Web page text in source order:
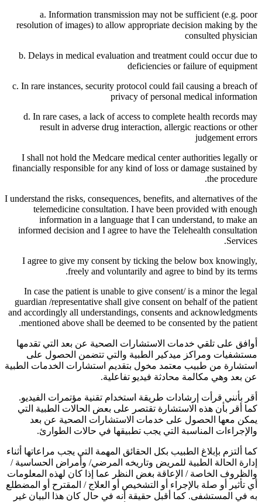
a. Information transmission may not be sufficient (e.g. poor
resolution of images) to allow appropriate decision making by the
consulted physician
b. Delays in medical evaluation and treatment could occur due to
deficiencies or failure of equipment
c. In rare instances, security protocol could fail causing a breach of
privacy of personal medical information
d. In rare cases, a lack of access to complete health records may
result in adverse drug interaction, allergic reactions or other
judgement errors
I shall not hold the Medcare medical center authorities legally or
financially responsible for any kind of loss or damage sustained by
the procedure.
I understand the risks, consequences, benefits, and alternatives of the
telemedicine consultation. I have been provided with enough
information in a language that I can understand, to make an
informed decision and I agree to have the Telehealth consultation
Services.
I agree to give my consent by ticking the below box knowingly,
freely and voluntarily and agree to bind by its terms.
In case the patient is unable to give consent/ is a minor the legal
guardian /representative shall give consent on behalf of the patient
and accordingly all understandings, consents and acknowledgments
mentioned above shall be deemed to be consented by the patient.
أوافق على تلقي خدمات الاستشارات الصحية عن بعد التي تقدمها
مستشفيات ومراكز ميدكير الطبية والتي تتضمن الحصول على
استشارة من طبيب معتمد مخول بتقديم استشارات الخدمات الطبية
عن بعد وهي مكالمة محادثة فيديو تفاعلية.
أقر بأنني قرأت إرشادات طريقة استخدام تقنية مؤتمرات الفيديو.
كما أقر بأن هذه الاستشارة تقتصر على بعض الحالات الطبية التي
يمكن معها الحصول على خدمات الاستشارات الصحية عن بعد
والإجراءات المناسبة التي يجب تطبيقها في حالات الطوارئ.
كما ألتزم بإبلاغ الطبيب بكل الحقائق المهمة التي يجب مراعاتها أثناء
إدارة الحالة الطبية للمريض وتاريخه المرضي/ وأمراض الحساسية /
والظروف الخاصة / الإعاقة بغض النظر عما إذا كان لهذه المعلومات
أي تأثير أو صلة بالإجراء أو التشخيص أو العلاج / المقترح أو المضطلع
به في المستشفى. كما أقبل حقيقة أنه في حال كان هذا البيان غير